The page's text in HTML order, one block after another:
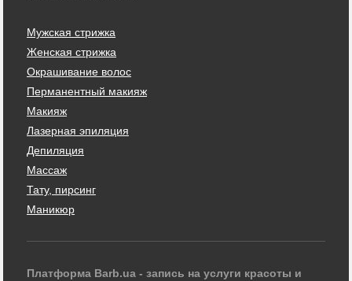
Мужская стрижка
Женская стрижка
Окрашивание волос
Перманентный макияж
Макияж
Лазерная эпиляция
Депиляция
Массаж
Тату, пирсинг
Маникюр
Платформа Barb.ua - запись на услуги красоты и